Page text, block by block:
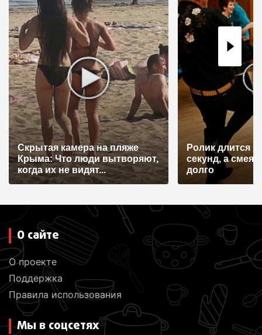
п
о
з
а
п
и
с
я
м
Скрытая камера на пляже
Крыма: Что люди вытворяют,
когда их не видят...
Ролик длится
секунд, а
долго
О сайте
О проекте
Поддержка
Правила использования
Мы в соцсетях